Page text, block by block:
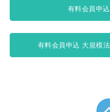
有料会員申
有料会員申込 大規模